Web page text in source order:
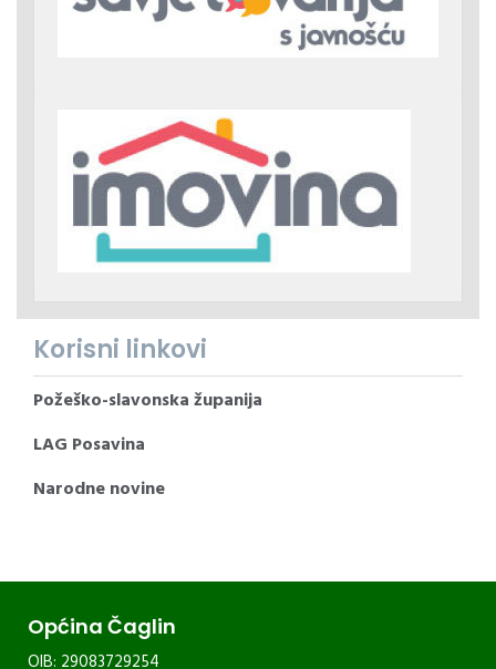
Korisni linkovi
Požeško-slavonska županija
LAG Posavina
Narodne novine
Općina Čaglin
OIB: 29083729254